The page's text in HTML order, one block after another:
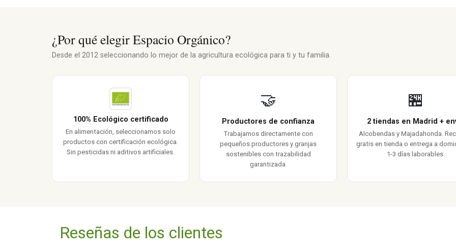
¿Por qué elegir Espacio Orgánico?
Desde el 2012 seleccionando lo mejor de la agricultura ecológica para ti y tu familia.
100% Ecológico certificado
En alimentación, seleccionamos solo
productos con certificación ecológica.
Sin pesticidas ni aditivos artificiales.
🤝
Productores de confianza
Trabajamos directamente con
pequeños productores y granjas
sostenibles con trazabilidad
garantizada.
🏪
2 tiendas en Madrid +
Alcobendas y Majadahonda.
gratis en tienda o entrega a
1-3 días laborables.
Reseñas de los clientes